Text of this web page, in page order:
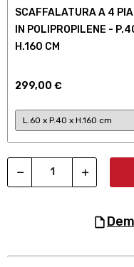
SCAFFALATURA A 4
IN POLIPROPILENE -
H.160 CM
299,00 €